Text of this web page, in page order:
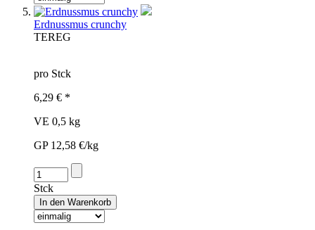
Erdnussmus crunchy
TEREG
pro Stck
6,29 € *
VE 0,5 kg
GP 12,58 €/kg
Stck